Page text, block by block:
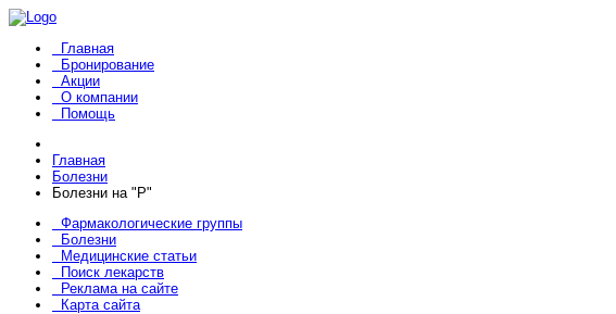
Главная
Бронирование
Акции
О компании
Помощь
Главная
Болезни
Болезни на "Р"
Фармакологические группы
Болезни
Медицинские статьи
Поиск лекарств
Реклама на сайте
Карта сайта